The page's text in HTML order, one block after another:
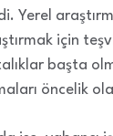
Yerel
için
başta
öncelik